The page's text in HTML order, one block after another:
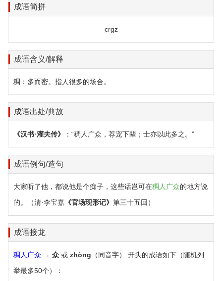
成语简拼
crgz
成语含义/解释
稠：多而密。指人很多的场合。
成语出处/典故
《汉书·灌夫传》 ：“稠人广众，荐宠下辈；士亦以此多之。”
成语例句/造句
大家听了他，都说他是个痴子，这些话岂可在稠人广众的地方说
的。（清·李宝嘉 《官场现形记》 第三十五回）
成语接龙
稠人广众 → 众 或 zhòng （同音字） 开头的成语如下（随机列
举最多50个）：